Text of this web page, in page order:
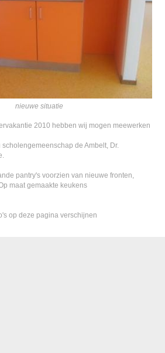
nieuwe situatie
2010 hebben wij mogen meewerken
de Ambelt, Dr.
pantry's voorzien van nieuwe fronten,
maat gemaakte keukens
op deze pagina verschijnen